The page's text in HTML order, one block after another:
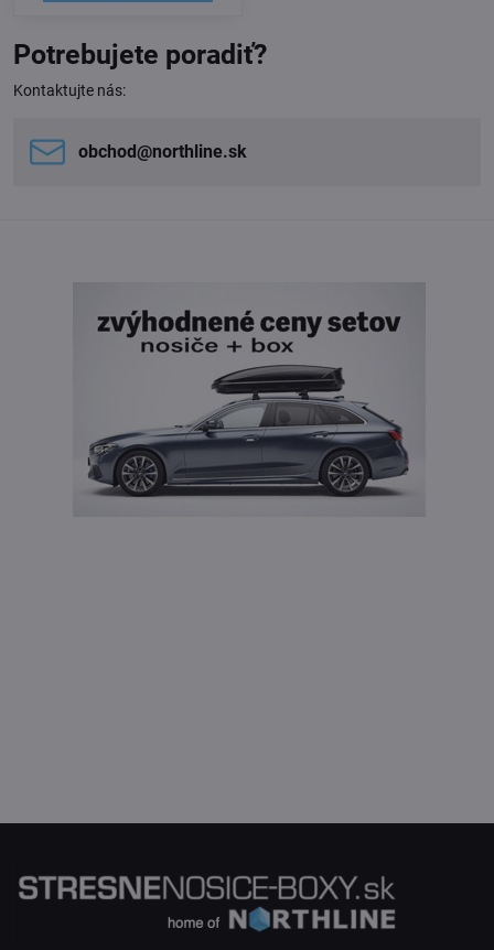
Potrebujete poradiť?
Kontaktujte nás:
obchod​@northline​.sk